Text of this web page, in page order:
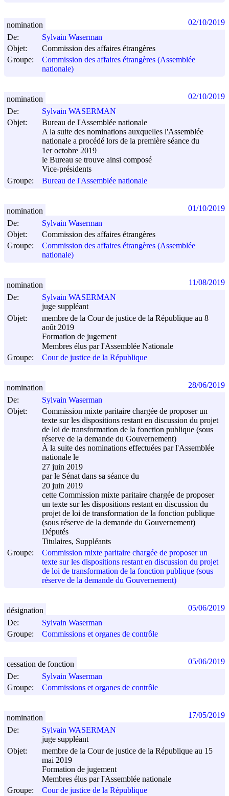
De:
Sylvain Waserman
Objet:
Commission des affaires étrangères
Groupe:
Commission des affaires étrangères (Assemblée
nationale)
nomination 02/10/2019
De:
Sylvain WASERMAN
Objet:
Bureau de l'Assemblée nationale
A la suite des nominations auxquelles l'Assemblée
nationale a procédé lors de la première séance du
1er octobre 2019
le Bureau se trouve ainsi composé
Vice-présidents
Groupe:
Bureau de l'Assemblée nationale
nomination 02/10/2019
De:
Sylvain Waserman
Objet:
Commission des affaires étrangères
Groupe:
Commission des affaires étrangères (Assemblée
nationale)
nomination 01/10/2019
De:
Sylvain WASERMAN
juge suppléant
Objet:
membre de la Cour de justice de la République au 8
août 2019
Formation de jugement
Membres élus par l'Assemblée Nationale
Groupe:
Cour de justice de la République
nomination 11/08/2019
De:
Sylvain Waserman
Objet:
Commission mixte paritaire chargée de proposer un
texte sur les dispositions restant en discussion du projet
de loi de transformation de la fonction publique (sous
réserve de la demande du Gouvernement)
À la suite des nominations effectuées par l'Assemblée
nationale le
27 juin 2019
par le Sénat dans sa séance du
20 juin 2019
cette Commission mixte paritaire chargée de proposer
un texte sur les dispositions restant en discussion du
projet de loi de transformation de la fonction publique
(sous réserve de la demande du Gouvernement)
Députés
Titulaires, Suppléants
Groupe:
Commission mixte paritaire chargée de proposer un
texte sur les dispositions restant en discussion du projet
de loi de transformation de la fonction publique (sous
réserve de la demande du Gouvernement)
nomination 28/06/2019
De:
Sylvain Waserman
Groupe:
Commissions et organes de contrôle
désignation 05/06/2019
De:
Sylvain Waserman
Groupe:
Commissions et organes de contrôle
cessation de fonction 05/06/2019
De:
Sylvain WASERMAN
juge suppléant
Objet:
membre de la Cour de justice de la République au 15
mai 2019
Formation de jugement
Membres élus par l'Assemblée nationale
Groupe:
Cour de justice de la République
nomination 17/05/2019